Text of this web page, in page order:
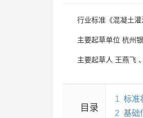
行业标准《混凝土
主要起草单位 杭州
主要起草人 王燕飞 、
目录
1 标准
2 基础